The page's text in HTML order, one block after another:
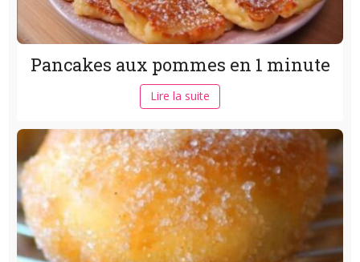
Pancakes aux pommes en 1 minute
Lire la suite